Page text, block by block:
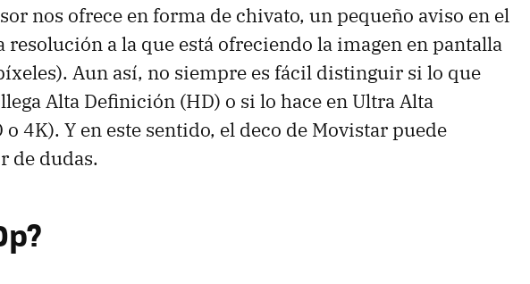
nos ofrece en forma de chivato, un pequeño aviso en el
resolución a la que está ofreciendo la imagen en pantalla
Aun así, no siempre es fácil distinguir si lo que
Alta Definición (HD) o si lo hace en Ultra Alta
4K). Y en este sentido, el deco de Movistar puede
de dudas.